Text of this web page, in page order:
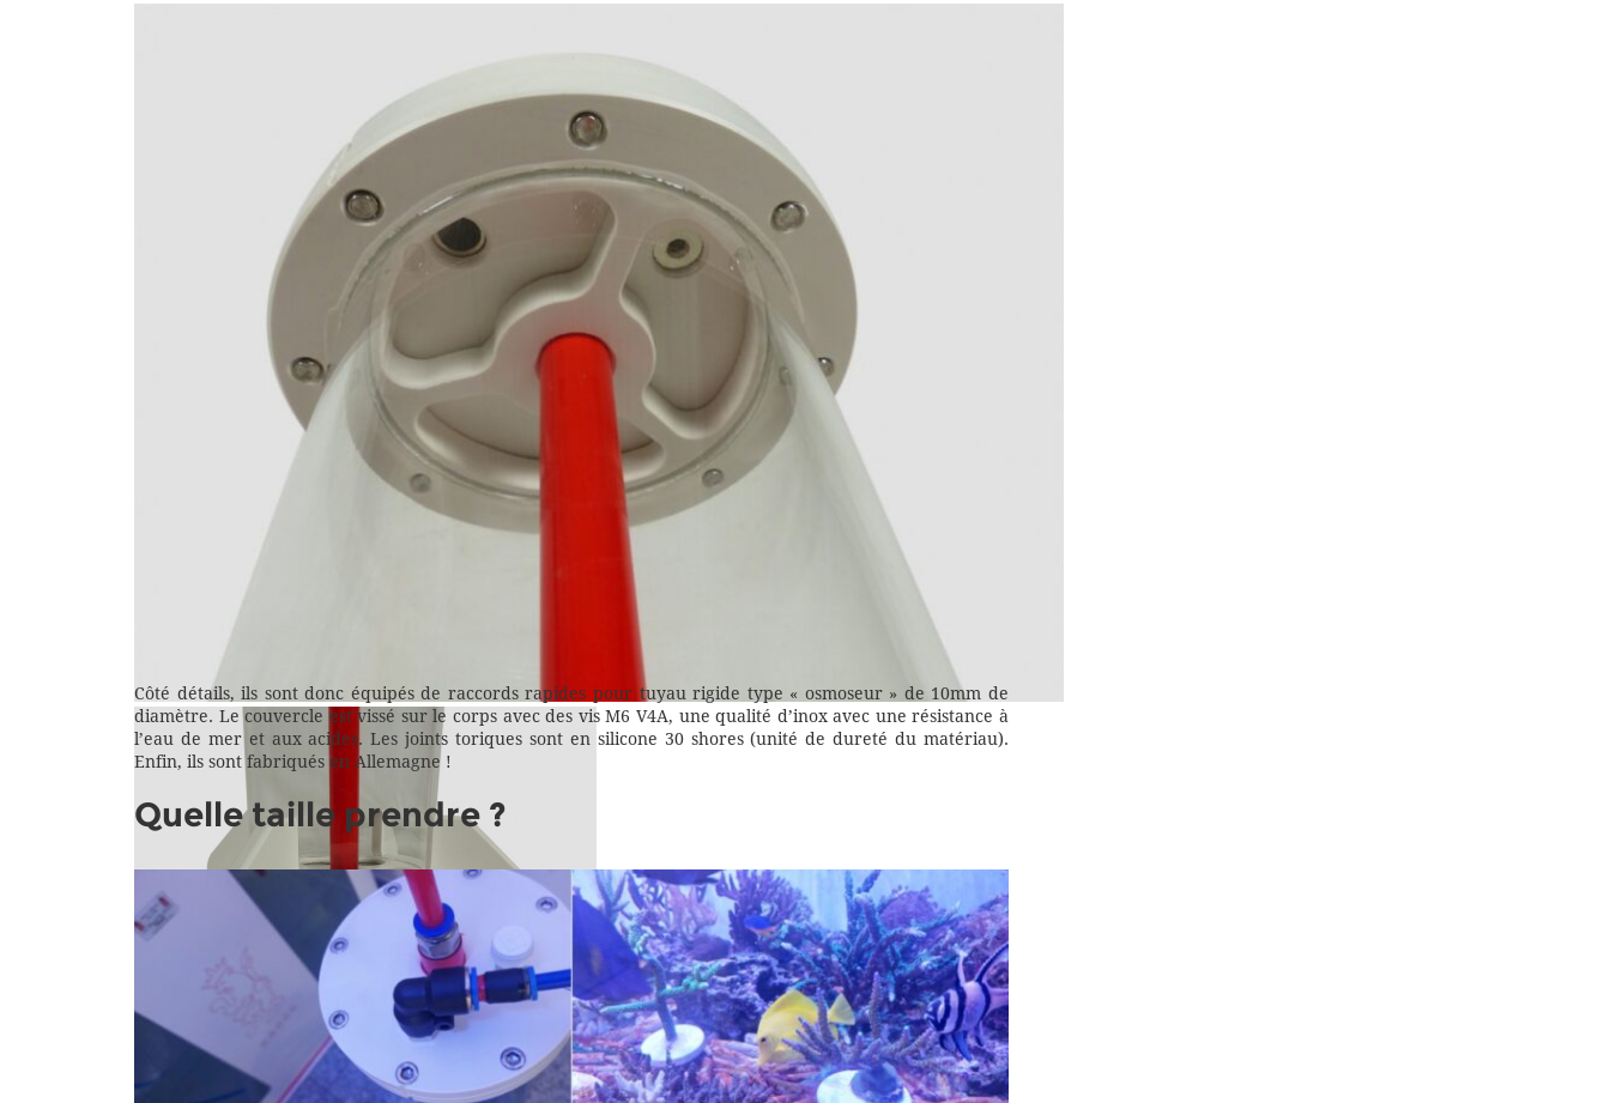
Côté détails, ils sont donc équipés de raccords rapides pour tuyau rigide type « osmoseur » de 10mm de
diamètre. Le couvercle est vissé sur le corps avec des vis M6 V4A, une qualité d’inox avec une résistance à
l’eau de mer et aux acides. Les joints toriques sont en silicone 30 shores (unité de dureté du matériau).
Enfin, ils sont fabriqués en Allemagne !
Quelle taille prendre ?